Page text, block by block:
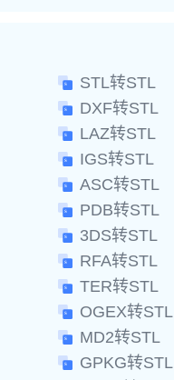
STL转STL
DXF转STL
LAZ转STL
IGS转STL
ASC转STL
PDB转STL
3DS转STL
RFA转STL
TER转STL
OGEX转STL
MD2转STL
GPKG转STL